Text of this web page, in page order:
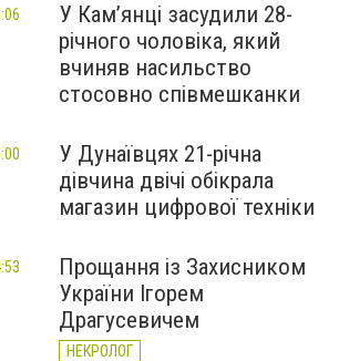
У Камʼянці засудили 28-
річного чоловіка, який
вчиняв насильство
стосовно співмешканки
У Дунаївцях 21-річна
дівчина двічі обікрала
магазин цифрової техніки
Прощання із Захисником
України Ігорем
Драгусевичем
НЕКРОЛОГ